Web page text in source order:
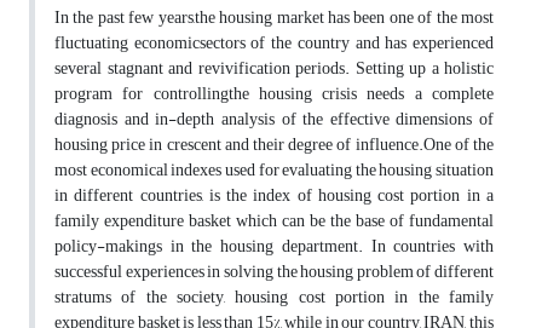
In the past few years,the housing market has been one of the most
fluctuating economicsectors of the country and has experienced
several stagnant and revivification periods. Setting up a holistic
program for controllingthe housing crisis needs a complete
diagnosis and in-depth analysis of the effective dimensions of
housing price in crescent and their degree of influence.One of the
most economical indexes used for evaluating the housing situation
in different countries, is the index of housing cost portion in a
family expenditure basket which can be the base of fundamental
policy-makings in the housing department. In countries with
successful experiences in solving the housing problem of different
stratums of the society, housing cost portion in the family